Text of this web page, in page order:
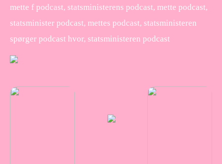
mette f podcast, statsministerens podcast, mette podcast,
statsminister podcast, mettes podcast, statsministeren
spørger podcast hvor, statsministeren podcast